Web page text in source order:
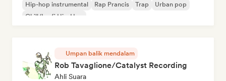
Hip-hop instrumental
Rap Prancis Trap
Urban pop
Chill/Lo-fi Hip-Hop
Umpan balik mendalam
Rob Tavaglione/Catalyst Recording
Ahli Suara